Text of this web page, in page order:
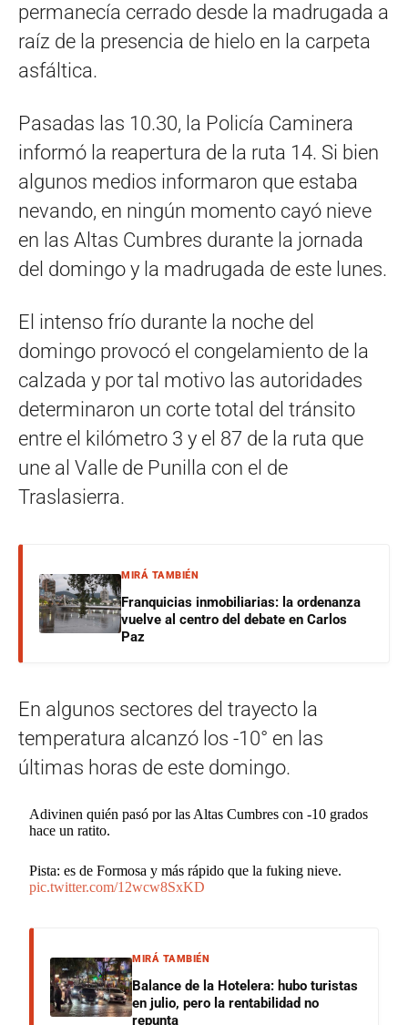
permanecía cerrado desde la madrugada a
raíz de la presencia de hielo en la carpeta
asfáltica.
Pasadas las 10.30, la Policía Caminera
informó la reapertura de la ruta 14. Si bien
algunos medios informaron que estaba
nevando, en ningún momento cayó nieve
en las Altas Cumbres durante la jornada
del domingo y la madrugada de este lunes.
El intenso frío durante la noche del
domingo provocó el congelamiento de la
calzada y por tal motivo las autoridades
determinaron un corte total del tránsito
entre el kilómetro 3 y el 87 de la ruta que
une al Valle de Punilla con el de
Traslasierra.
MIRÁ TAMBIÉN
Franquicias inmobiliarias: la ordenanza
vuelve al centro del debate en Carlos
Paz
En algunos sectores del trayecto la
temperatura alcanzó los -10° en las
últimas horas de este domingo.
Adivinen quién pasó por las Altas Cumbres con -10 grados
hace un ratito.
Pista: es de Formosa y más rápido que la fuking nieve.
pic.twitter.com/12wcw8SxKD
MIRÁ TAMBIÉN
Balance de la Hotelera: hubo turistas
en julio, pero la rentabilidad no
repunta